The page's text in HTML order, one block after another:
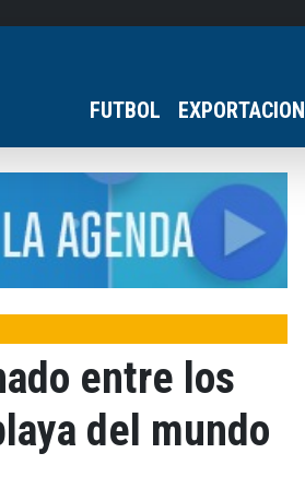
FUTBOL EXPORTACION
entre los
del mundo